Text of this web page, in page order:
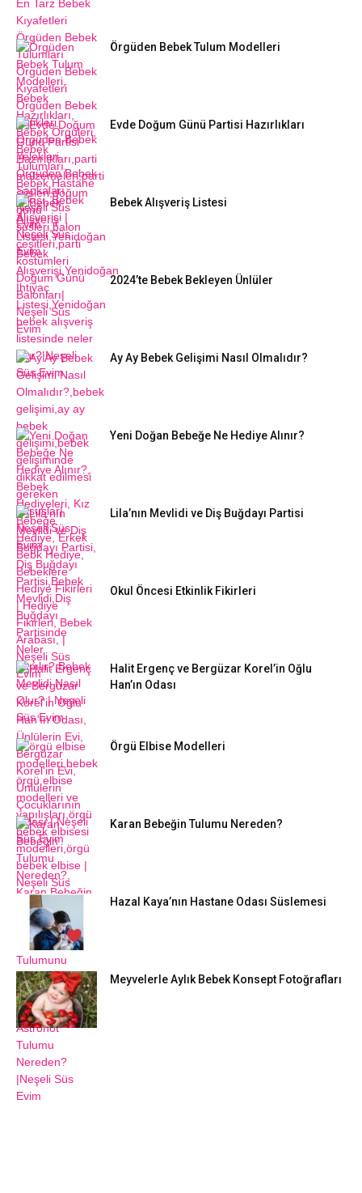
Örgüden Bebek Tulum Modelleri
Evde Doğum Günü Partisi Hazırlıkları
Bebek Alışveriş Listesi
2024’te Bebek Bekleyen Ünlüler
Ay Ay Bebek Gelişimi Nasıl Olmalıdır?
Yeni Doğan Bebeğe Ne Hediye Alınır?
Lila’nın Mevlidi ve Diş Buğdayı Partisi
Okul Öncesi Etkinlik Fikirleri
Halit Ergenç ve Bergüzar Korel’in Oğlu
Han’ın Odası
Örgü Elbise Modelleri
Karan Bebeğin Tulumu Nereden?
Hazal Kaya’nın Hastane Odası Süslemesi
Meyvelerle Aylık Bebek Konsept Fotoğrafları